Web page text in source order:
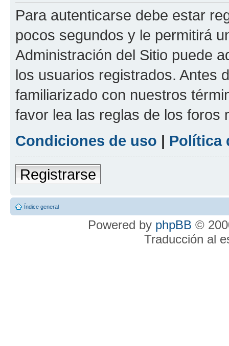
Para autenticarse debe estar
pocos segundos y le permitirá
Administración del Sitio puede
los usuarios registrados. Antes
familiarizado con nuestros
favor lea las reglas de los foros
Condiciones de uso | Política
Registrarse
Índice general
Powered by phpBB ©
Traducción al